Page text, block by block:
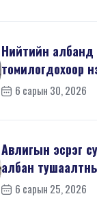
Нийтийн албанд
томилогдохоор
668 иргэний
6 сарын 30, 2026
Авлигын эсрэг
албан
6 сарын 25, 2026